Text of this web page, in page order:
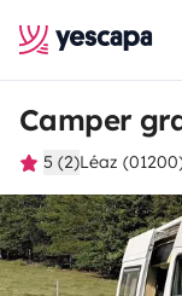
Camper
5 (2)Léaz